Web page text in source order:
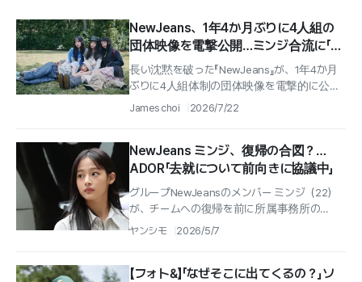
NewJeans、1年4か月ぶりに4人組の
団体映像を電撃公開…ミンジ合流に「青
信号」
長い沈黙を破った『NewJeans』が、1年4か月
ぶりに4人組体制の団体映像を電撃的に公開
し、世界の音楽シーンの注目を集めた.
James choi 2026/7/22
NewJeans ミンジ、復帰の合図？…
ADOR「去就について前向きに協議中」
グループNewJeansのメンバー ミンジ（22）
が、チームへの復帰を前に所属事務所の
ADORと前向きな協議を続けているとの情報
ヤンシモ 2026/5/7
【フォト&】「なぜそこに出てくるの？」ソ